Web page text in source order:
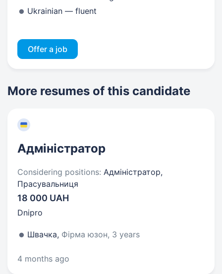
Ukrainian — fluent
Offer a job
More resumes of this candidate
Адміністратор
Considering positions: Адміністратор,
Прасувальниця
18 000 UAH
Dnipro
Швачка, Фірма юзон, 3 years
4 months ago